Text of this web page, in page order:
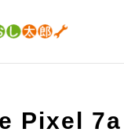
Pixel 7a